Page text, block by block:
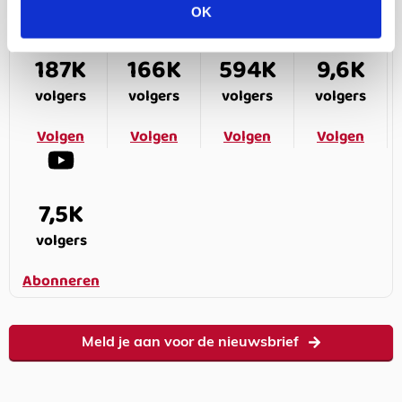
OK
187K
volgers
Volgen
166K
volgers
Volgen
594K
volgers
Volgen
9,6K
volgers
Volgen
7,5K
volgers
Abonneren
Meld je aan voor de nieuwsbrief